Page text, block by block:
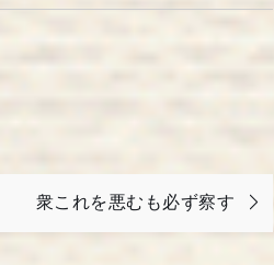
衆これを悪むも必ず察す